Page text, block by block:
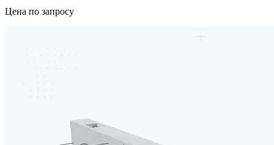
Цена по запросу